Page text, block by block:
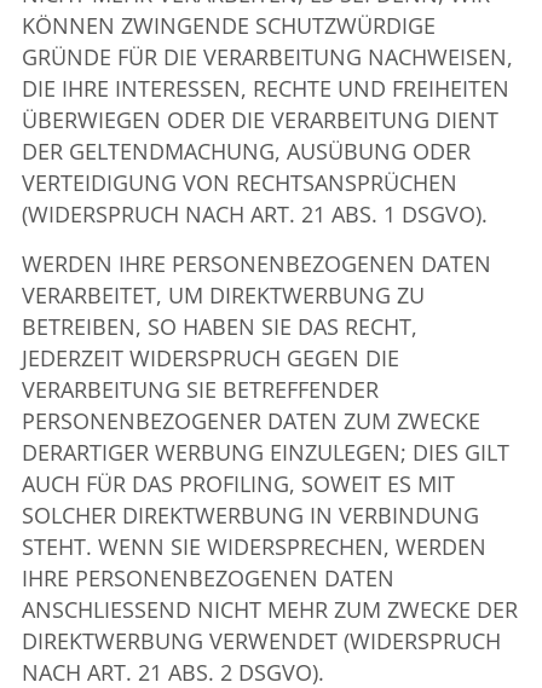
KÖNNEN ZWINGENDE SCHUTZWÜRDIGE
GRÜNDE FÜR DIE VERARBEITUNG NACHWEISEN,
DIE IHRE INTERESSEN, RECHTE UND FREIHEITEN
ÜBERWIEGEN ODER DIE VERARBEITUNG DIENT
DER GELTENDMACHUNG, AUSÜBUNG ODER
VERTEIDIGUNG VON RECHTSANSPRÜCHEN
(WIDERSPRUCH NACH ART. 21 ABS. 1 DSGVO).
WERDEN IHRE PERSONENBEZOGENEN DATEN
VERARBEITET, UM DIREKTWERBUNG ZU
BETREIBEN, SO HABEN SIE DAS RECHT,
JEDERZEIT WIDERSPRUCH GEGEN DIE
VERARBEITUNG SIE BETREFFENDER
PERSONENBEZOGENER DATEN ZUM ZWECKE
DERARTIGER WERBUNG EINZULEGEN; DIES GILT
AUCH FÜR DAS PROFILING, SOWEIT ES MIT
SOLCHER DIREKTWERBUNG IN VERBINDUNG
STEHT. WENN SIE WIDERSPRECHEN, WERDEN
IHRE PERSONENBEZOGENEN DATEN
ANSCHLIESSEND NICHT MEHR ZUM ZWECKE DER
DIREKTWERBUNG VERWENDET (WIDERSPRUCH
NACH ART. 21 ABS. 2 DSGVO).